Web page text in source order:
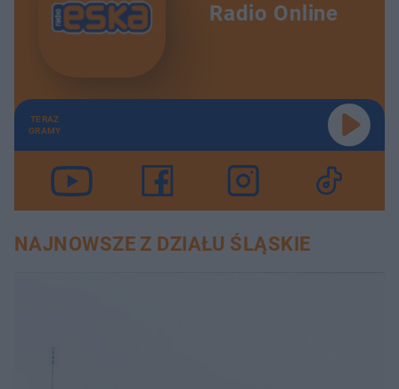
Radio Online
TERAZ
GRAMY
NAJNOWSZE Z DZIAŁU ŚLĄSKIE